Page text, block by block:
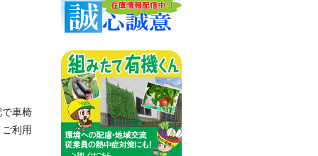
車椅
利用